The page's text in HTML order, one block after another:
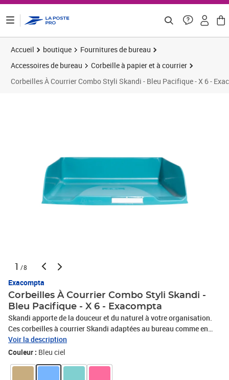
Accueil boutique
Fournitures de bureau
Accessoires de bureau
Corbeille à papier et à courrier
Corbeilles À Courrier Combo Styli Skandi - Bleu Pacifique - X 6 -
1 /8
Exacompta
Corbeilles À Courrier Combo Styli Skandi -
Bleu Pacifique - X 6 - Exacompta
Skandi apporte de la douceur et du naturel à votre organisation.
Ces corbeilles à courrier Skandi adaptées au bureau comme en
Home Office, sont solides et stables. Leur format permet de ranger
des documents formats A4+ et sa contenance est de 500 feuilles
Voir la description
Couleur : Bleu ciel